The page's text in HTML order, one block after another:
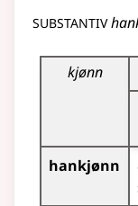
substantiv
kjønn
hankjønn